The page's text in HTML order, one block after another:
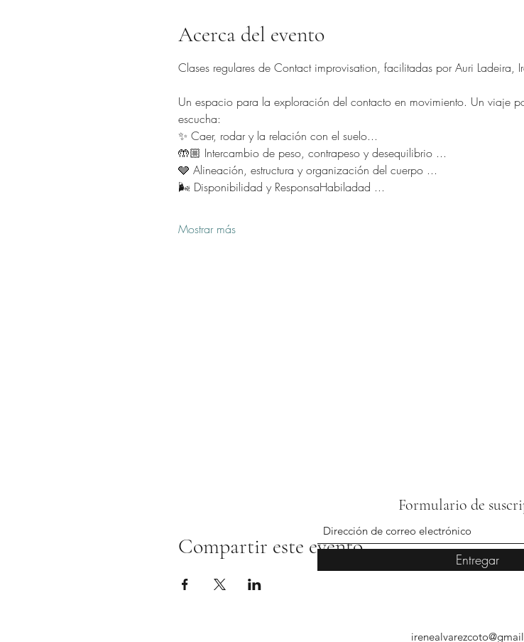
Acerca del evento
Clases regulares de Contact improvisation, facilitadas por Auri Ladeira,
Un espacio para la exploración del contacto en movimiento. Un viaje
escucha:
✨ Caer, rodar y la relación con el suelo...
🤲🏼 Intercambio de peso, contrapeso y desequilibrio ...
🩶 Alineación, estructura y organización del cuerpo ...
🌬️ Disponibilidad y ResponsaHabiladad ...
Mostrar más
Compartir este evento
Formulario de
Entregar